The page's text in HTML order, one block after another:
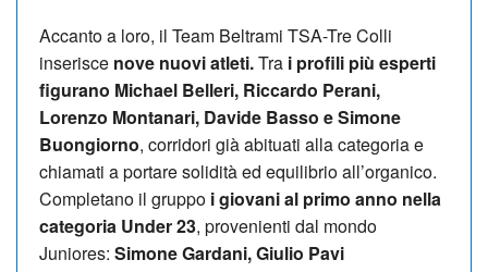
Accanto a loro, il Team Beltrami TSA-Tre Colli
inserisce nove nuovi atleti.Tra i profili più esperti
figurano Michael Belleri, Riccardo Perani,
Lorenzo Montanari, Davide Basso e Simone
Buongiorno, corridori già abituati alla categoria e
chiamati a portare solidità ed equilibrio all’organico.
Completano il gruppo i giovani al primo anno nella
categoria Under 23, provenienti dal mondo
Juniores: Simone Gardani, Giulio Pavi